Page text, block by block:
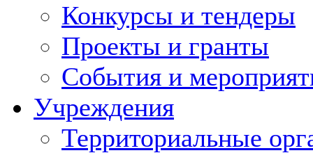
Конкурсы и тендеры
Проекты и гранты
События и
Учреждения
Территориальные